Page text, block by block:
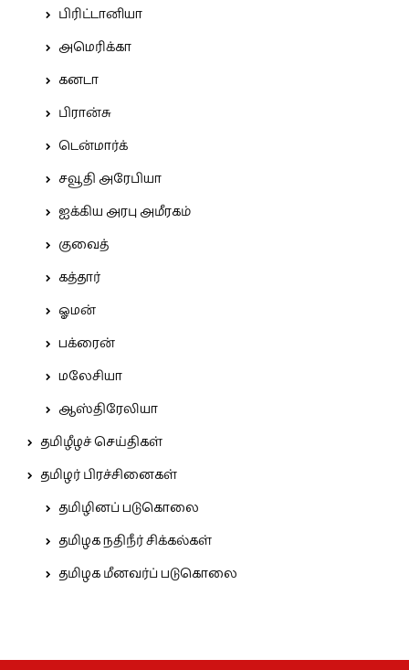
பிரிட்டானியா
அமெரிக்கா
கனடா
பிரான்சு
டென்மார்க்
சவூதி அரேபியா
ஐக்கிய அரபு அமீரகம்
குவைத்
கத்தார்
ஓமன்
பக்ரைன்
மலேசியா
ஆஸ்திரேலியா
தமிழீழச் செய்திகள்
தமிழர் பிரச்சினைகள்
தமிழினப் படுகொலை
தமிழக நதிநீர் சிக்கல்கள்
தமிழக மீனவர்ப் படுகொலை